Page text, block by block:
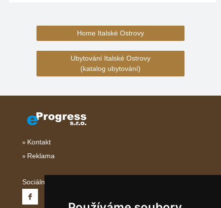
Home Italské Ostrovy
Ubytování Italské Ostrovy
(katalog ubytování)
Kontakt
Reklama
Sociální sítě: